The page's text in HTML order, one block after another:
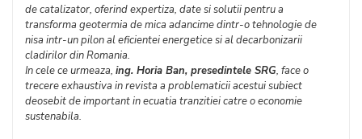
de catalizator, oferind expertiza, date si solutii pentru a
transforma geotermia de mica adancime dintr-o tehnologie de
nisa intr-un pilon al eficientei energetice si al decarbonizarii
cladirilor din Romania.
In cele ce urmeaza, ing. Horia Ban, presedintele SRG, face o
trecere exhaustiva in revista a problematicii acestui subiect
deosebit de important in ecuatia tranzitiei catre o economie
sustenabila.